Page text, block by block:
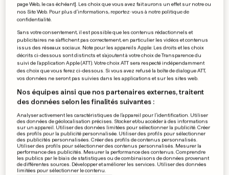
0 0
Retour raté
0 0
PUBLICITÉ
page Web, le cas échéant]. Les choix que vous avez fait aurons un effet sur notre ou
nos Site Web. Pour plus d’informations, reportez-vous à notre politique de
confidentialité.
Sans votre consentement, il est possible que les contenus rédactionnels et
publicitaires ne s'affichent pas correctement, en particulier les vidéos et contenus
issus des réseaux sociaux. Note pour les appareils Apple: Les droits et les choix
décrits ci-dessous sont distincts et s'ajoutent à votre choix de Transparence du
suivi de l'application Apple (ATT). Votre choix ATT sera respecté indépendamment
des choix que vous ferez ci-dessous. Si vous avez refusé la boîte de dialogue ATT,
vos données ne seront pas suivies dans les applications et sur les sites web.
Nos équipes ainsi que nos partenaires externes, traitent
des données selon les finalités suivantes :
Analyser activement les caractéristiques de l’appareil pour l’identification. Utiliser
des données de géolocalisation précises. Stocker et/ou accéder à des informations
sur un appareil. Utiliser des données limitées pour sélectionner la publicité. Créer
des profils pour la publicité personnalisée. Utiliser des profils pour sélectionner
des publicités personnalisées. Créer des profils de contenus personnalisés.
Utiliser des profils pour sélectionner des contenus personnalisés. Mesurer la
performance des publicités. Mesurer la performance des contenus. Comprendre
les publics par le biais de statistiques ou de combinaisons de données provenant
de différentes sources. Développer et améliorer les services. Utiliser des données
limitées pour sélectionner le contenu.